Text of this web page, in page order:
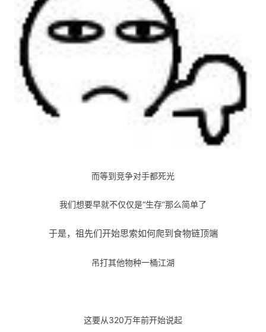
而等到竞争对手都死光
我们想要早就不仅仅是“生存”那么简单了
于是，祖先们开始思索如何爬到食物链顶端
吊打其他物种一桶江湖
这要从320万年前开始说起